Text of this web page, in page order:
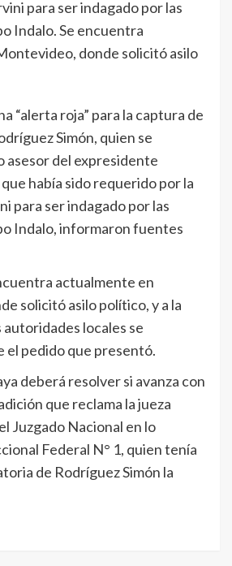
para ser indagado por las
Indalo. Se encuentra
donde solicitó asilo
“alerta roja” para la captura de
Simón, quien se
asesor del expresidente
había sido requerido por la
para ser indagado por las
Indalo, informaron fuentes
actualmente en
solicitó asilo político, y a la
autoridades locales se
el pedido que presentó.
deberá resolver si avanza con
que reclama la jueza
Juzgado Nacional en lo
Federal N° 1, quien tenía
de Rodríguez Simón la